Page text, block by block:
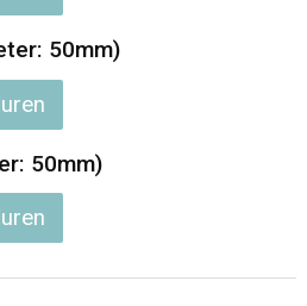
50mm)
50mm)